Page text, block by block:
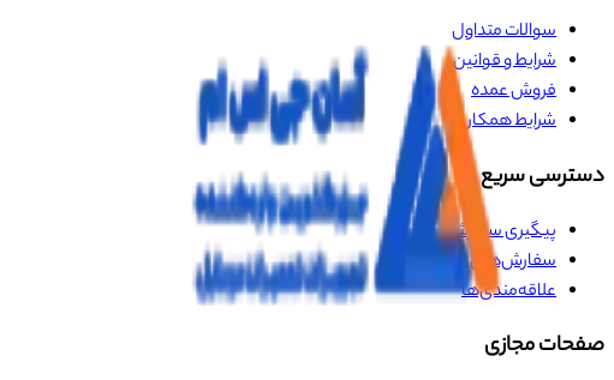
سوالات متداول
شرایط و قوانین
فروش عمده
شرایط همکاری
دسترسی سریع
پیگیری سفارش
سفارش‌های من
علاقه‌مندی‌ها
صفحات مجازی